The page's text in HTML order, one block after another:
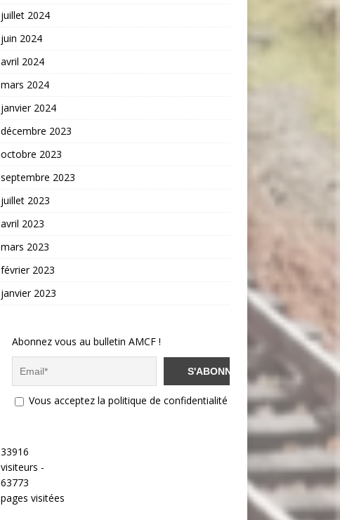
juillet 2024
juin 2024
avril 2024
mars 2024
janvier 2024
décembre 2023
octobre 2023
septembre 2023
juillet 2023
avril 2023
mars 2023
février 2023
janvier 2023
Abonnez vous au bulletin AMCF !
Vous acceptez la politique de confidentialité
33916
visiteurs -
63773
pages visitées